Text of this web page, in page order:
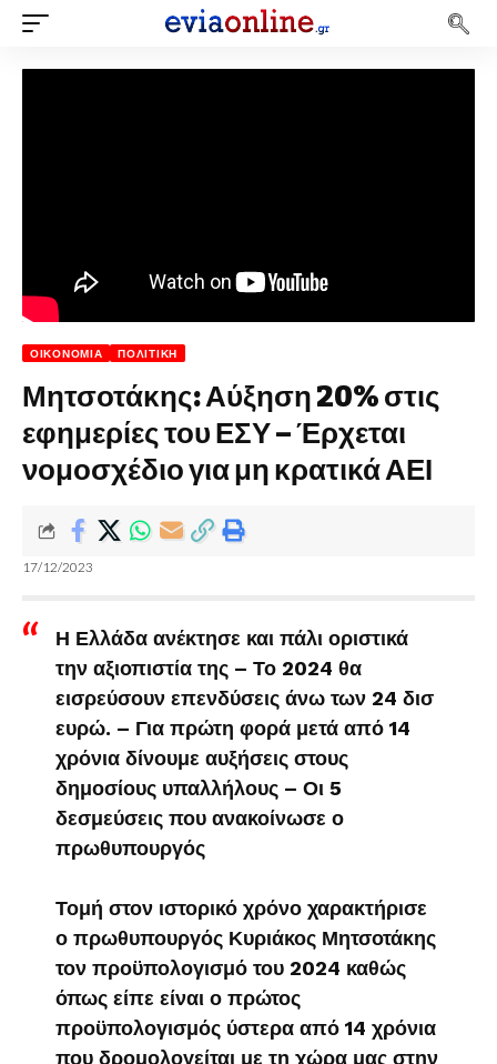
ΟΙΚΟΝΟΜΊΑ ΠΟΛΙΤΙΚΉ
Μητσοτάκης: Αύξηση 20% στις
εφημερίες του ΕΣΥ – Έρχεται
νομοσχέδιο για μη κρατικά ΑΕΙ
17/12/2023
Η Ελλάδα ανέκτησε και πάλι οριστικά
την αξιοπιστία της – Το 2024 θα
εισρεύσουν επενδύσεις άνω των 24 δισ
ευρώ. – Για πρώτη φορά μετά από 14
χρόνια δίνουμε αυξήσεις στους
δημοσίους υπαλλήλους – Οι 5
δεσμεύσεις που ανακοίνωσε ο
πρωθυπουργός
Τομή στον ιστορικό χρόνο χαρακτήρισε
ο πρωθυπουργός Κυριάκος Μητσοτάκης
τον προϋπολογισμό του 2024 καθώς
όπως είπε είναι ο πρώτος
προϋπολογισμός ύστερα από 14 χρόνια
που δρομολογείται με τη χώρα μας στην